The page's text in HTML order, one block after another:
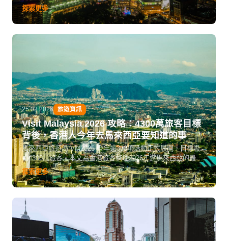
優劣,助你找到理想退休城市。
探索更多
25.02.2026 旅遊資訊
Visit Malaysia 2026 攻略：4300萬旅客目標
背後，香港人今年去馬來西亞要知道的事
馬來西亞旅遊局 VM2026 全年逾300項活動正式展開，目標吸
引4300萬旅客。本文為香港旅客整理2026年遊馬來西亞的最佳
時機、必去活動、省錢貼士、簽證交通資訊，讓你把握 Visit
Malaysia 年的黃金機會，計劃一趟真正值回票價的馬來西亞之
旅。
探索更多